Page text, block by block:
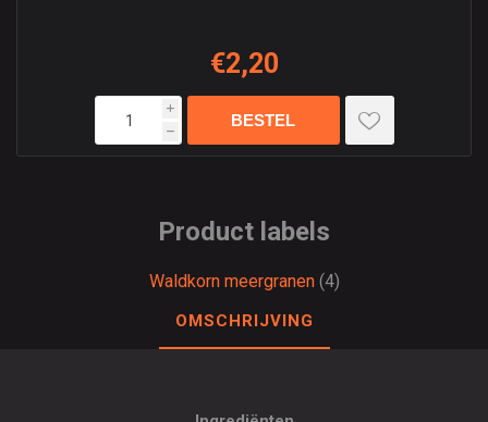
€2,20
i
h
Product labels
Waldkorn meergranen (4)
OMSCHRIJVING